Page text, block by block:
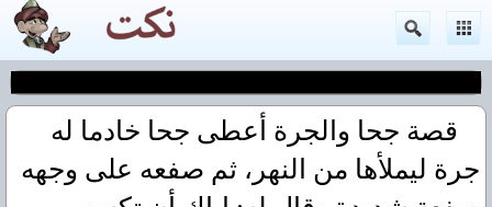
قصة جحا والجرة أعطى جحا خادما له
جرة ليملأها من النهر، ثم صفعه على وجهه